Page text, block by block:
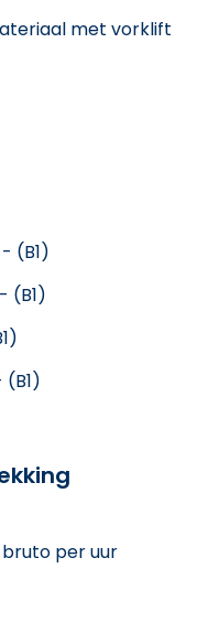
met vorklift
(B1)
(B1)
bruto per uur